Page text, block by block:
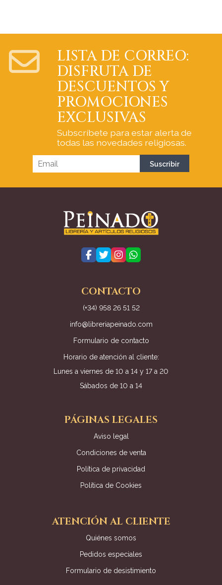
LISTA DE CORREO:
DISFRUTA DE
DESCUENTOS Y
PROMOCIONES
EXCLUSIVAS
Subscríbete para estar alerta de
todas las novedades religiosas.
CONTACTO
(+34) 958 26 51 52
info@libreriapeinado.com
Formulario de contacto
Horario de atención al cliente:
Lunes a viernes de 10 a 14 y 17 a 20
Sábados de 10 a 14
PÁGINAS LEGALES
Aviso legal
Condiciones de venta
Política de privacidad
Política de Cookies
ATENCIÓN AL CLIENTE
Quiénes somos
Pedidos especiales
Formulario de desistimiento